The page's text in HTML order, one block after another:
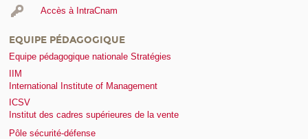
Accès à IntraCnam
EQUIPE PÉDAGOGIQUE
Equipe pédagogique nationale Stratégies
IIM
International Institute of Management
ICSV
Institut des cadres supérieures de la vente
Pôle sécurité-défense